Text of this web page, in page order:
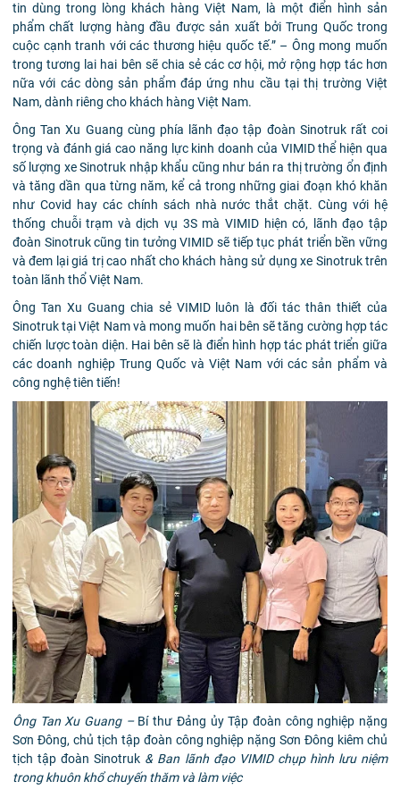
tin dùng trong lòng khách hàng Việt Nam, là một điển hình sản
phẩm chất lượng hàng đầu được sản xuất bởi Trung Quốc trong
cuộc cạnh tranh với các thương hiệu quốc tế.” – Ông mong muốn
trong tương lai hai bên sẽ chia sẻ các cơ hội, mở rộng hợp tác hơn
nữa với các dòng sản phẩm đáp ứng nhu cầu tại thị trường Việt
Nam, dành riêng cho khách hàng Việt Nam.
Ông Tan Xu Guang cùng phía lãnh đạo tập đoàn Sinotruk rất coi
trọng và đánh giá cao năng lực kinh doanh của VIMID thể hiện qua
số lượng xe Sinotruk nhập khẩu cũng như bán ra thị trường ổn định
và tăng dần qua từng năm, kể cả trong những giai đoạn khó khăn
như Covid hay các chính sách nhà nước thắt chặt. Cùng với hệ
thống chuỗi trạm và dịch vụ 3S mà VIMID hiện có, lãnh đạo tập
đoàn Sinotruk cũng tin tưởng VIMID sẽ tiếp tục phát triển bền vững
và đem lại giá trị cao nhất cho khách hàng sử dụng xe Sinotruk trên
toàn lãnh thổ Việt Nam.
Ông Tan Xu Guang chia sẻ VIMID luôn là đối tác thân thiết của
Sinotruk tại Việt Nam và mong muốn hai bên sẽ tăng cường hợp tác
chiến lược toàn diện. Hai bên sẽ là điển hình hợp tác phát triển giữa
các doanh nghiệp Trung Quốc và Việt Nam với các sản phẩm và
công nghệ tiên tiến!
Ông Tan Xu Guang – Bí thư Đảng ủy Tập đoàn công nghiệp nặng
Sơn Đông, chủ tịch tập đoàn công nghiệp nặng Sơn Đông kiêm chủ
tịch tập đoàn Sinotruk & Ban lãnh đạo VIMID chụp hình lưu niệm
trong khuôn khổ chuyến thăm và làm việc